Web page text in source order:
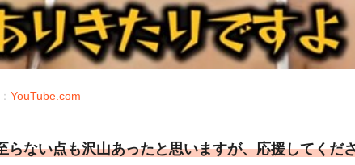
YouTube.com
らない点も沢山あったと思いますが、応援してくだ